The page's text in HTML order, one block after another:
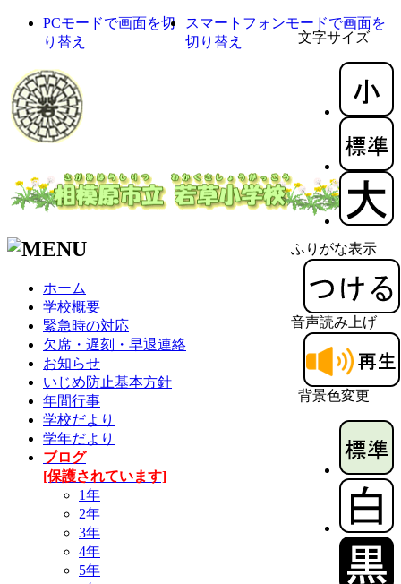
文字サイズ
ふりがな表示
音声読み上げ
背景色変更
PCモードで画面を切
り替え
スマートフォンモードで画面を
切り替え
ホーム
学校概要
緊急時の対応
欠席・遅刻・早退連絡
お知らせ
いじめ防止基本方針
年間行事
学校だより
学年だより
ブログ
[保護されています]
1年
2年
3年
4年
5年